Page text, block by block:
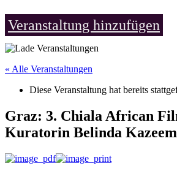
Veranstaltung hinzufügen
« Alle Veranstaltungen
Diese Veranstaltung hat bereits
Graz: 3. Chiala African
Kuratorin Belinda Kazeem